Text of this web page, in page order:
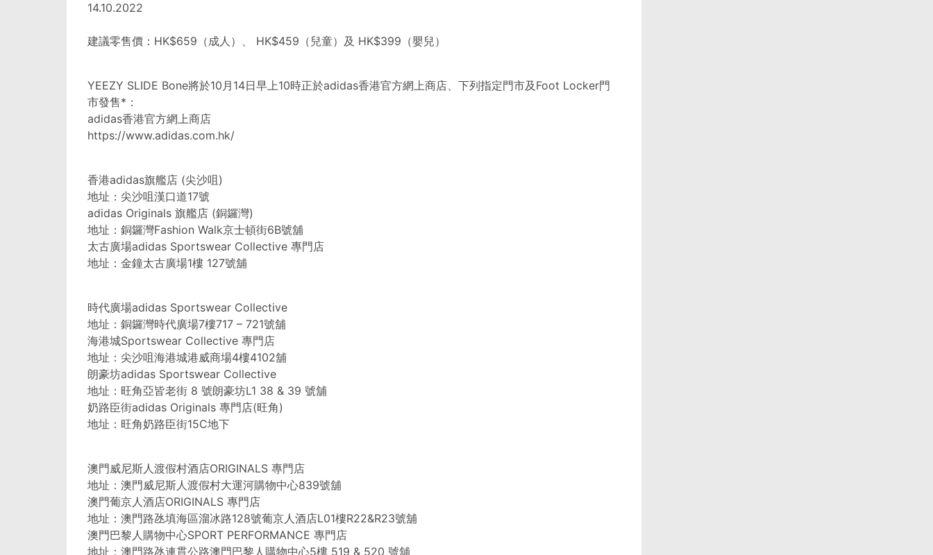
14.10.2022
建議零售價：HK$659（成人）、 HK$459（兒童）及 HK$399（嬰兒）
YEEZY SLIDE Bone將於10月14日早上10時正於adidas香港官方網上商店、下列指定門市及Foot Locker門
市發售*：
adidas香港官方網上商店
https://www.adidas.com.hk/
香港adidas旗艦店 (尖沙咀)
地址：尖沙咀漢口道17號
adidas Originals 旗艦店 (銅鑼灣)
地址：銅鑼灣Fashion Walk京士頓街6B號舖
太古廣場adidas Sportswear Collective 專門店
地址：金鐘太古廣場1樓 127號舖
時代廣場adidas Sportswear Collective
地址：銅鑼灣時代廣場7樓717 – 721號舖
海港城Sportswear Collective 專門店
地址：尖沙咀海港城港威商場4樓4102舖
朗豪坊adidas Sportswear Collective
地址：旺角亞皆老街 8 號朗豪坊L1 38 & 39 號舖
奶路臣街adidas Originals 專門店(旺角)
地址：旺角奶路臣街15C地下
澳門威尼斯人渡假村酒店ORIGINALS 專門店
地址：澳門威尼斯人渡假村大運河購物中心839號舖
澳門葡京人酒店ORIGINALS 專門店
地址：澳門路氹填海區溜冰路128號葡京人酒店L01樓R22&R23號舖
澳門巴黎人購物中心SPORT PERFORMANCE 專門店
地址：澳門路氹連貫公路澳門巴黎人購物中心5樓 519 & 520 號舖